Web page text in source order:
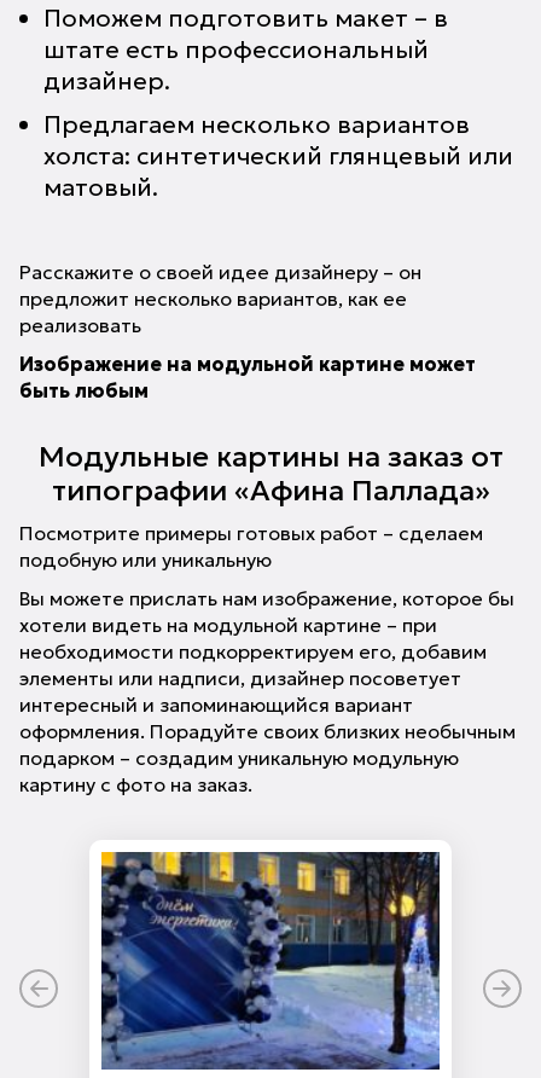
Поможем подготовить макет – в
штате есть профессиональный
дизайнер.
Предлагаем несколько вариантов
холста: синтетический глянцевый или
матовый.
Расскажите о своей идее дизайнеру – он
предложит несколько вариантов, как ее
реализовать
Изображение на модульной картине может
быть любым
Модульные картины на заказ от
типографии «Афина Паллада»
Посмотрите примеры готовых работ – сделаем
подобную или уникальную
Вы можете прислать нам изображение, которое бы
хотели видеть на модульной картине – при
необходимости подкорректируем его, добавим
элементы или надписи, дизайнер посоветует
интересный и запоминающийся вариант
оформления. Порадуйте своих близких необычным
подарком – создадим уникальную модульную
картину с фото на заказ.